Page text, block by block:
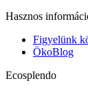
Hasznos
Figyelünk
ÖkoBlog
Ecosplendo